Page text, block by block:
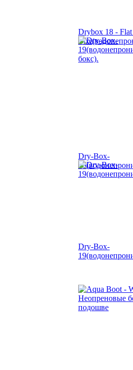
Drybox 18 -
Dry-Box-
Dry-Box-